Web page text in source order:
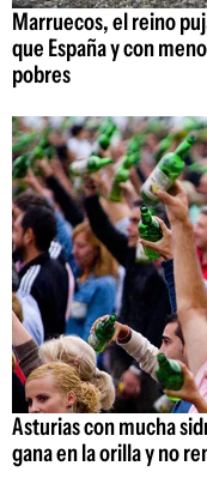
Marruecos, el reino
que España y con
pobres
Asturias con mucha
gana en la orilla y no